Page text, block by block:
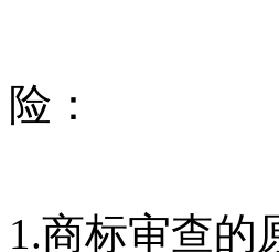
险：
1.商标审查的